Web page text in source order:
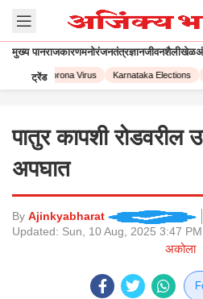
मुख्य पानराजकारणमनोरंजनतंत्रज्ञानजीवनशैलीखेळ
ट्रेंडCorona Virus Karnataka Elections
पातुर कापशी रोडवरील
अपघात
By Ajinkyabharat
Updated: Sun, 10 Aug, 2025 3:47 PM
अकोला